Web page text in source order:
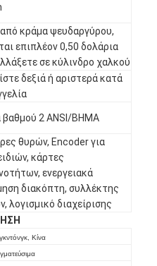
από κράμα ψευδαργύρου,
επιπλέον 0,50 δολάρια
σε κύλινδρο χαλκού
δεξιά ή αριστερά κατά
2 ANSI/BHMA
θυρών, Encoder για
κάρτες
ενεργειακά
διακόπτη, συλλέκτης
λογισμικό διαχείρισης
Κίνα